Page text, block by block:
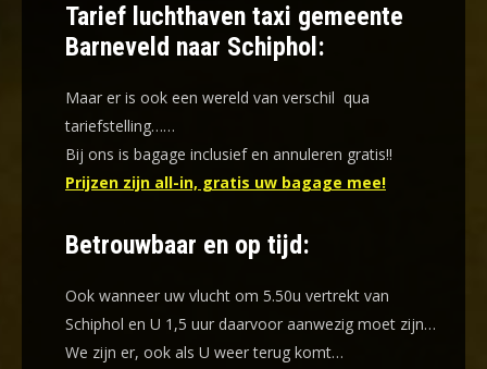
Tarief luchthaven taxi gemeente
Barneveld naar Schiphol:
Maar er is ook een wereld van verschil qua
tariefstelling……
Bij ons is bagage inclusief en annuleren gratis!!
Prijzen zijn all-in, gratis uw bagage mee!
Betrouwbaar en op tijd:
Ook wanneer uw vlucht om 5.50u vertrekt van
Schiphol en U 1,5 uur daarvoor aanwezig moet zijn…
We zijn er, ook als U weer terug komt…